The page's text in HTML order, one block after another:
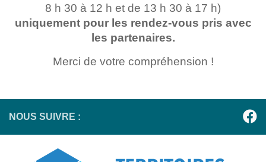
8 h 30 à 12 h et de 13 h 30 à 17 h)
uniquement pour les rendez-vous pris avec
les partenaires.
Merci de votre compréhension !
NOUS SUIVRE :